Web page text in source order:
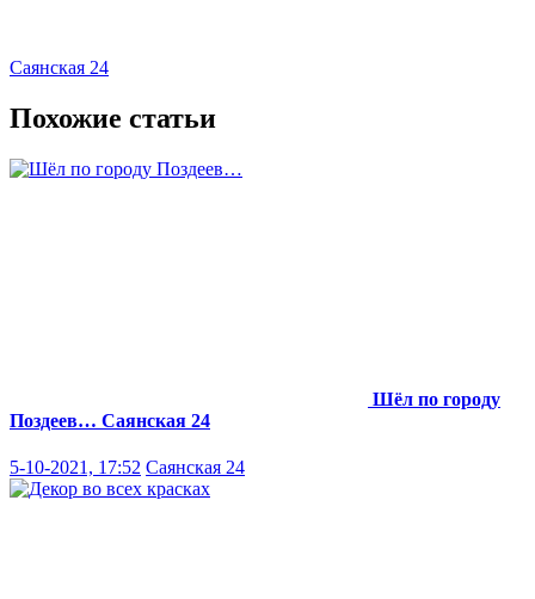
Саянская 24
Похожие статьи
Шёл по городу
Поздеев… Саянская 24
5-10-2021, 17:52 Саянская 24